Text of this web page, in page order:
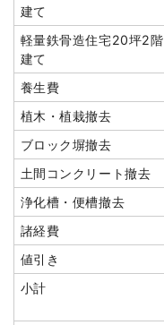
小計
消費税
合計金額
建物の種類/構造
坪数
建て
軽量鉄骨造住宅20坪2階
建て
養生費
植木・植栽撤去
ブロック塀撤去
土間コンクリート撤去
浄化槽・便槽撤去
諸経費
値引き
小計